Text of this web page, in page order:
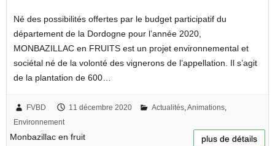
Né des possibilités offertes par le budget participatif du
département de la Dordogne pour l’année 2020,
MONBAZILLAC en FRUITS est un projet environnemental et
sociétal né de la volonté des vignerons de l’appellation. Il s’agit
de la plantation de 600…
FVBD 11 décembre 2020 Actualités,Animations,
Environnement
Monbazillac en fruit plus de détails